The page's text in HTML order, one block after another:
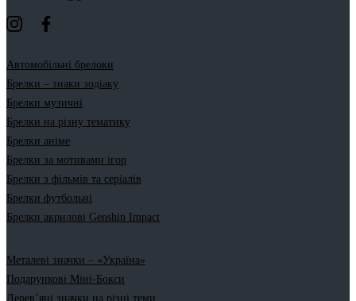
Автомобільні брелоки
Брелки – знаки зодіаку
Брелки музичні
Брелки на різну тематику
Брелки аніме
Брелки за мотивами ігор
Брелки з фільмів та серіалів
Брелки футбольні
Брелки акрилові Genshin Impact
Металеві значки – «Україна»
Подарункові Міні-Бокси
Дерев’яні значки на різні теми